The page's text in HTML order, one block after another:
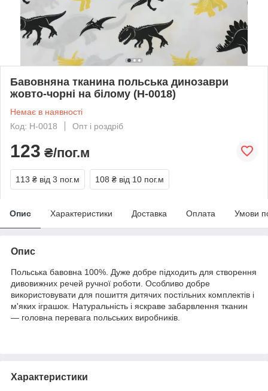
Бавовняна тканина польська динозаври
жовто-чорні на білому (Н-0018)
Немає в наявності
Код: Н-0018
Опт і роздріб
123 ₴/пог.м
113 ₴ від 3 пог.м 108 ₴ від 10 пог.м
Опис Характеристики Доставка Оплата Умови
Опис
Польська бавовна 100%. Дуже добре підходить для створення
дивовижних речей ручної роботи. Особливо добре
використовувати для пошиття дитячих постільних комплектів і
м'яких іграшок. Натуральність і яскраве забарвлення тканин
— головна перевага польських виробників.
Характеристики